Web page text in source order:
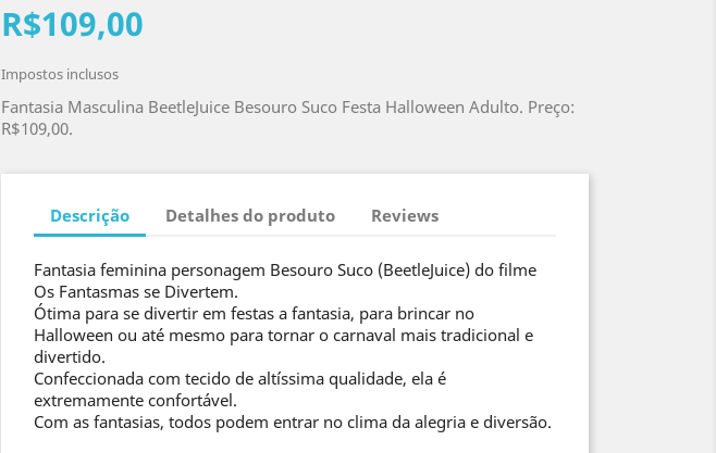
R$109,00
Impostos inclusos
Fantasia Masculina BeetleJuice Besouro Suco Festa Halloween Adulto. Preço:
R$109,00.
Descrição Detalhes do produto Reviews
Fantasia feminina personagem Besouro Suco (BeetleJuice) do filme
Os Fantasmas se Divertem.
Ótima para se divertir em festas a fantasia, para brincar no
Halloween ou até mesmo para tornar o carnaval mais tradicional e
divertido.
Confeccionada com tecido de altíssima qualidade, ela é
extremamente confortável.
Com as fantasias, todos podem entrar no clima da alegria e diversão.